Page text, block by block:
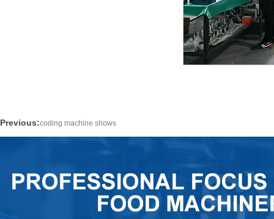
Previous:coding machine shows